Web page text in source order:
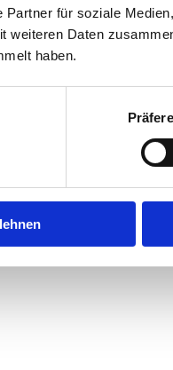
Partner für soziale
weiteren Daten
haben.
-side exception has